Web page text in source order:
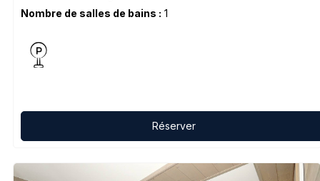
Nombre de salles de bains : 1
Réserver